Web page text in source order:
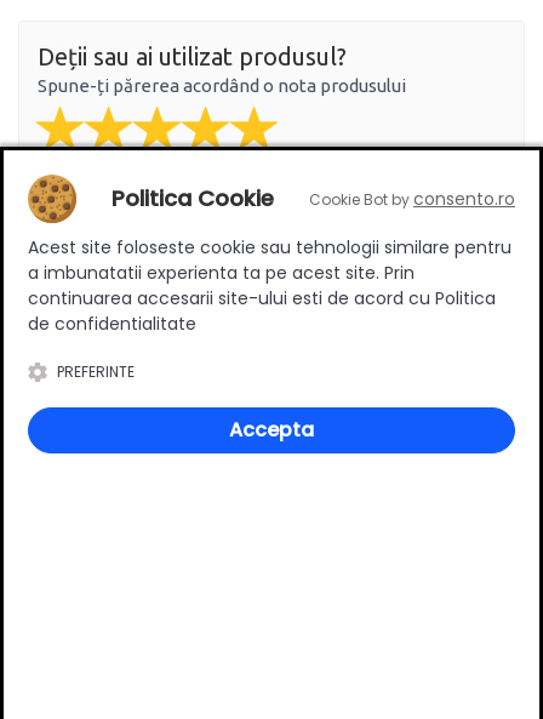
Deții sau ai utilizat produsul?
Spune-ți părerea acordând o nota produsului
Adaugă un review
Ratingul general al produsului
0(0 review-uri)
Politica Cookie Cookie Bot byconsento.ro
Acest site foloseste cookie sau tehnologii similare pentru
a imbunatatii experienta ta pe acest site. Prin
continuarea accesarii site-ului esti de acord cu Politica
de confidentialitate
PREFERINTE
Accepta